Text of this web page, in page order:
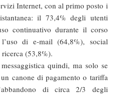
Internet, con al primo posto i
il 73,4% degli utenti
continuativo durante il corso
di e-mail (64,8%), social
(53,8%).
quindi, ma solo se
canone di pagamento o tariffa
di circa 2/3 degli